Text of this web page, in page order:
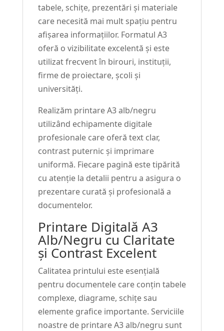
tabele, schițe, prezentări și materiale
care necesită mai mult spațiu pentru
afișarea informațiilor. Formatul A3
oferă o vizibilitate excelentă și este
utilizat frecvent în birouri, instituții,
firme de proiectare, școli și
universități.
Realizăm printare A3 alb/negru
utilizând echipamente digitale
profesionale care oferă text clar,
contrast puternic și imprimare
uniformă. Fiecare pagină este tipărită
cu atenție la detalii pentru a asigura o
prezentare curată și profesională a
documentelor.
Printare Digitală A3
Alb/Negru cu Claritate
și Contrast Excelent
Calitatea printului este esențială
pentru documentele care conțin tabele
complexe, diagrame, schițe sau
elemente grafice importante. Serviciile
noastre de printare A3 alb/negru sunt